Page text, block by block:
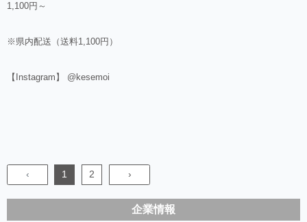
1,100円～
※県内配送（送料1,100円）
【Instagram】 @kesemoi
‹ 1 2 ›
企業情報